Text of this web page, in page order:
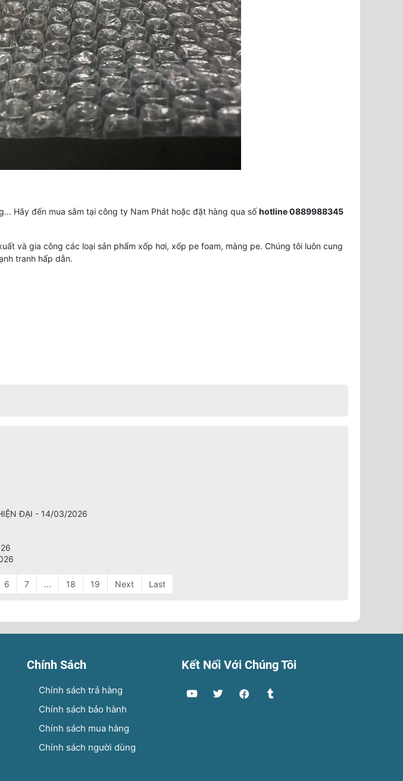
Hãy đến mua sắm tại công ty Nam Phát hoặc đặt hàng qua sốhotline 0889988345
và gia công các loại sản phẩm xốp hơi, xốp pe foam, màng pe. Chúng tôi luôn cung
tranh hấp dẫn.
ĐẠI - 14/03/2026
6 7 ... 18 19 Next Last
Chính Sách
Chính sách trả hàng
Chính sách bảo hành
Chính sách mua hàng
Chính sách người dùng
Kết Nối Với Chúng Tôi